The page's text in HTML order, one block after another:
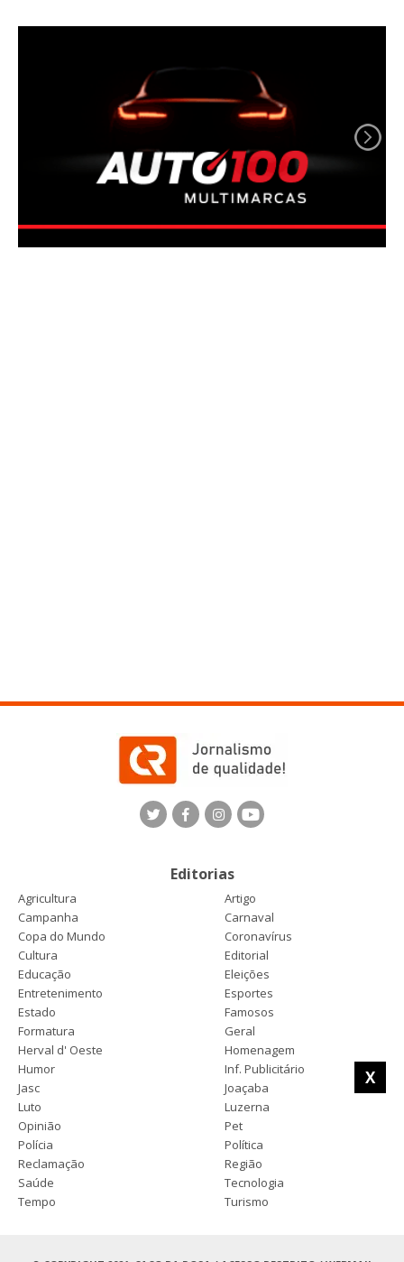
X
Editorias
Agricultura
Artigo
Campanha
Carnaval
Copa do Mundo
Coronavírus
Cultura
Editorial
Educação
Eleições
Entretenimento
Esportes
Estado
Famosos
Formatura
Geral
Herval d' Oeste
Homenagem
Humor
Inf. Publicitário
Jasc
Joaçaba
Luto
Luzerna
Opinião
Pet
Polícia
Política
Reclamação
Região
Saúde
Tecnologia
Tempo
Turismo